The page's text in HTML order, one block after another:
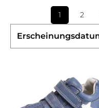
Seite
1 Seite
2